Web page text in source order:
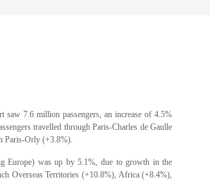
saw 7.6 million passengers, an increase of 4.5%
travelled through Paris-Charles de Gaulle
Paris-Orly (+3.8%).
Europe) was up by 5.1%, due to growth in the
Overseas Territories (+10.8%), Africa (+8.4%),